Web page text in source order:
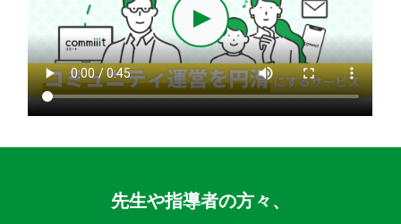
先生や指導者の方々、